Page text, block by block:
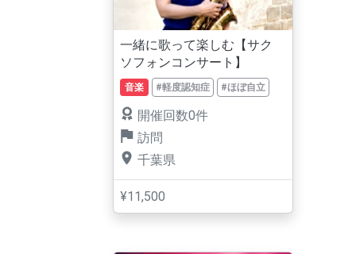
一緒に歌って楽しむ【サク
ソフォンコンサート】
音楽 #軽度認知症 #ほぼ自立
開催回数0件
訪問
千葉県
¥11,500